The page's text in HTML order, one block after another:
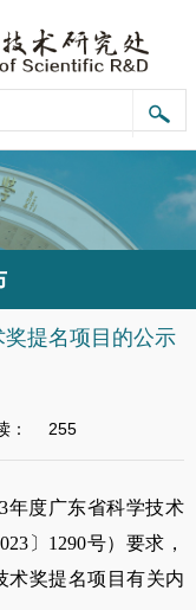
奖提名项目的公示
： 255
年度广东省科学技术
〕 1290号）要求，
术奖提名项目有关内